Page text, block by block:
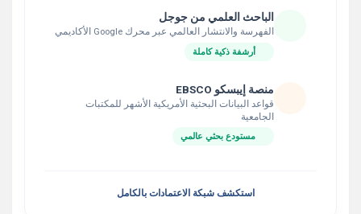
الباحث العلمي من جوجل
الفهرسة والانتشار العالمي عبر محرك Google الأكاديمي
أرشفة ذكية كاملة
منصة إيبسكو EBSCO
قواعد البيانات البحثية الأمريكية الأشهر للمكتبات
الجامعية
مستودع بحثي عالمي
استكشف شبكة الاعتمادات بالكامل